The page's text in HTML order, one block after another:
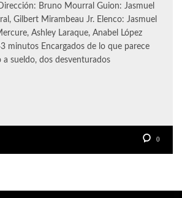
Bruno Mourral Guion: Jasmuel
Gilbert Mirambeau Jr. Elenco: Jasmuel
Ashley Laraque, Anabel López
minutos Encargados de lo que parece
sueldo, dos desventurados
0